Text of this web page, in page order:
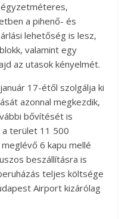
a pihenő- és
lehetőség is lesz,
valamint egy
az utasok kényelmét.
17-étől szolgálja ki
azonnal megkezdik,
bővítését is
a terület 11 500
6 kapu mellé
beszállításra is
teljes költsége
Airport kizárólag